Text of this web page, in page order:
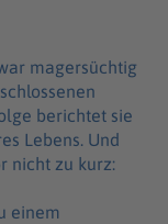
magersüchtig
berichtet sie
Lebens. Und
nicht zu kurz:
einem